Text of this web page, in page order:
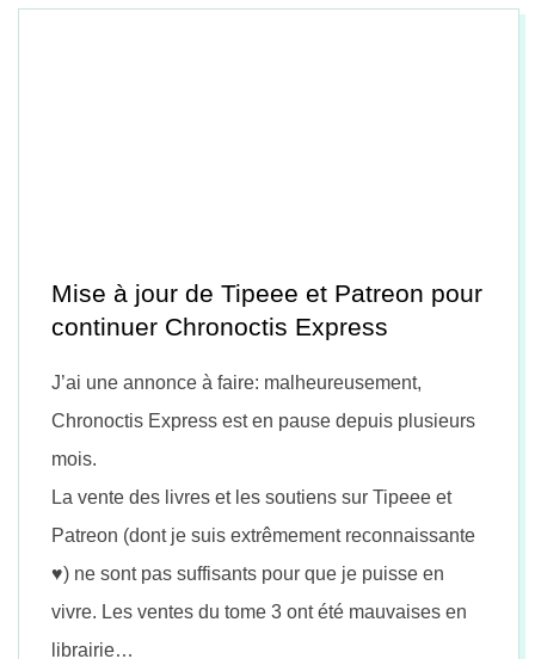
Mise à jour de Tipeee et Patreon pour
continuer Chronoctis Express
J’ai une annonce à faire: malheureusement,
Chronoctis Express est en pause depuis plusieurs
mois.
La vente des livres et les soutiens sur Tipeee et
Patreon (dont je suis extrêmement reconnaissante
♥) ne sont pas suffisants pour que je puisse en
vivre. Les ventes du tome 3 ont été mauvaises en
librairie…